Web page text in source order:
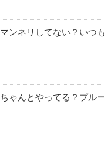
マンネリしてない？いつ
ちゃんとやってる？ブル